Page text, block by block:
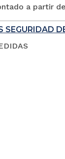
a partir
SEGURIDAD